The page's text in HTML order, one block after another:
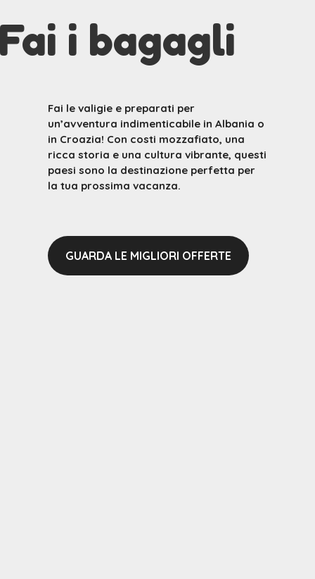
i bagagli
Fai le valigie e preparati per
un’avventura indimenticabile in Albania o
in Croazia! Con costi mozzafiato, una
ricca storia e una cultura vibrante, questi
paesi sono la destinazione perfetta per
la tua prossima vacanza.
GUARDA LE MIGLIORI OFFERTE